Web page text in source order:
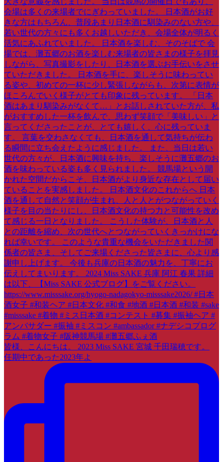
皆様、こんにちは。 2023 Miss SAKE 宮城 千田瑞穂です。
任期中であった2023年よ